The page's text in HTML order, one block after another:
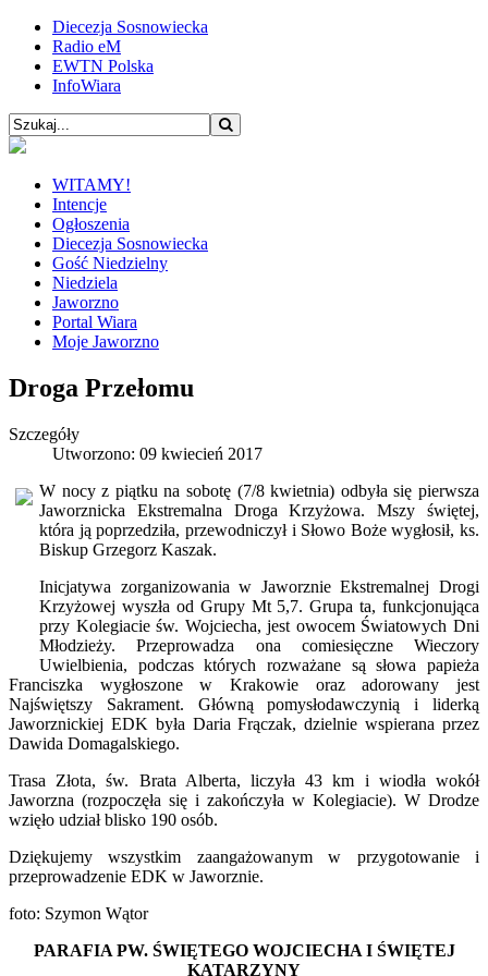
Diecezja Sosnowiecka
Radio eM
EWTN Polska
InfoWiara
WITAMY!
Intencje
Ogłoszenia
Diecezja Sosnowiecka
Gość Niedzielny
Niedziela
Jaworzno
Portal Wiara
Moje Jaworzno
Droga Przełomu
Szczegóły
Utworzono: 09 kwiecień 2017
W nocy z piątku na sobotę (7/8 kwietnia) odbyła się pierwsza
Jaworznicka Ekstremalna Droga Krzyżowa. Mszy świętej,
która ją poprzedziła, przewodniczył i Słowo Boże wygłosił, ks.
Biskup Grzegorz Kaszak.
Inicjatywa zorganizowania w Jaworznie Ekstremalnej Drogi
Krzyżowej wyszła od Grupy Mt 5,7. Grupa ta, funkcjonująca
przy Kolegiacie św. Wojciecha, jest owocem Światowych Dni
Młodzieży. Przeprowadza ona comiesięczne Wieczory
Uwielbienia, podczas których rozważane są słowa papieża
Franciszka wygłoszone w Krakowie oraz adorowany jest
Najświętszy Sakrament. Główną pomysłodawczynią i liderką
Jaworznickiej EDK była Daria Frączak, dzielnie wspierana przez
Dawida Domagalskiego.
Trasa Złota, św. Brata Alberta, liczyła 43 km i wiodła wokół
Jaworzna (rozpoczęła się i zakończyła w Kolegiacie). W Drodze
wzięło udział blisko 190 osób.
Dziękujemy wszystkim zaangażowanym w przygotowanie i
przeprowadzenie EDK w Jaworznie.
foto: Szymon Wątor
PARAFIA PW. ŚWIĘTEGO WOJCIECHA I ŚWIĘTEJ
KATARZYNY